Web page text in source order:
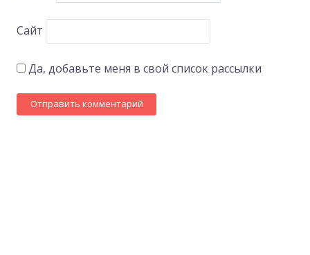
Сайт
Да, добавьте меня в свой список рассылки